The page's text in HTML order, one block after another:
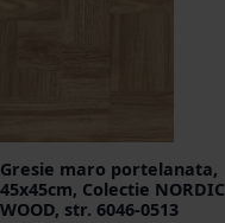
Gresie maro portelanata,
45x45cm, Colectie NORDIC
WOOD, str. 6046-0513